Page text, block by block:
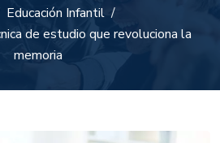
Educación Infantil
de estudio que revoluciona la
memoria